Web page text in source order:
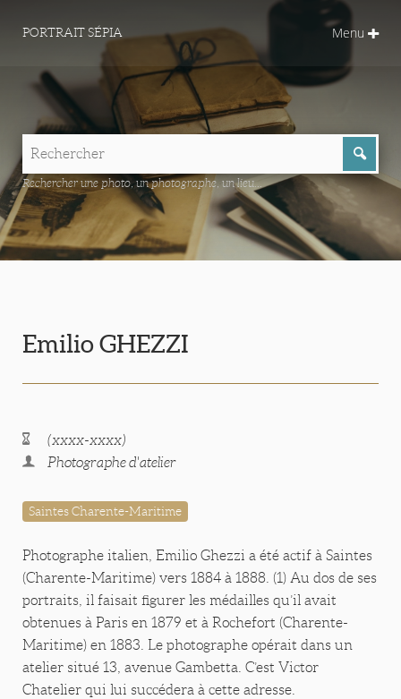
PORTRAIT SÉPIA Menu
Rechercher une photo, un photographe, un lieu...
Emilio GHEZZI
(xxxx-xxxx)
Photographe d'atelier
Saintes Charente-Maritime
Photographe italien, Emilio Ghezzi a été actif à Saintes
(Charente-Maritime) vers 1884 à 1888. (1) Au dos de ses
portraits, il faisait figurer les médailles qu’il avait
obtenues à Paris en 1879 et à Rochefort (Charente-
Maritime) en 1883. Le photographe opérait dans un
atelier situé 13, avenue Gambetta. C’est Victor
Chatelier qui lui succédera à cette adresse.